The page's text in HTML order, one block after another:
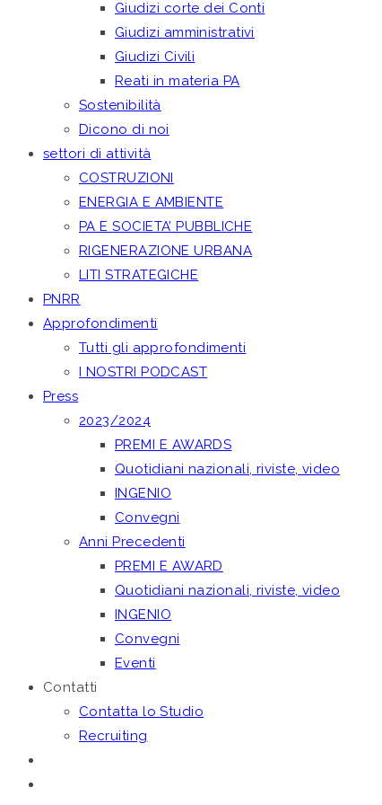
Giudizi corte dei Conti
Giudizi amministrativi
Giudizi Civili
Reati in materia PA
Sostenibilità
Dicono di noi
settori di attività
COSTRUZIONI
ENERGIA E AMBIENTE
PA E SOCIETA’ PUBBLICHE
RIGENERAZIONE URBANA
LITI STRATEGICHE
PNRR
Approfondimenti
Tutti gli approfondimenti
I NOSTRI PODCAST
Press
2023/2024
PREMI E AWARDS
Quotidiani nazionali, riviste, video
INGENIO
Convegni
Anni Precedenti
PREMI E AWARD
Quotidiani nazionali, riviste, video
INGENIO
Convegni
Eventi
Contatti
Contatta lo Studio
Recruiting